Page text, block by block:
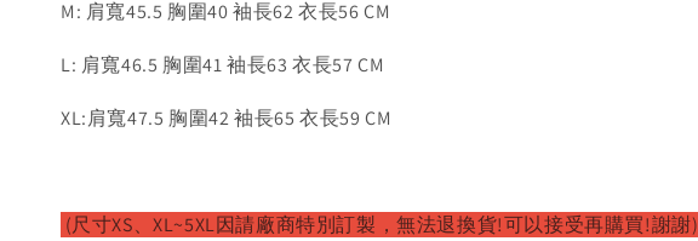
M: 肩寬45.5 胸圍40 袖長62 衣長56 CM
L: 肩寬46.5 胸圍41 袖長63 衣長57 CM
XL:肩寬47.5 胸圍42 袖長65 衣長59 CM
(尺寸XS、XL~5XL因請廠商特別訂製，無法退換貨!可以接受再購買!謝謝)